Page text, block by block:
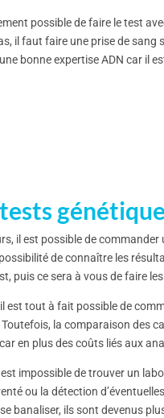
possible de faire le test
il faut faire une prise de sang
bonne expertise ADN car il
il est possible de
de connaître les
puis ce sera à vous de faire
il est tout à fait possible de
la comparaison des
en plus des coûts liés aux
impossible de trouver un
ou la détection
banaliser, ils sont devenus